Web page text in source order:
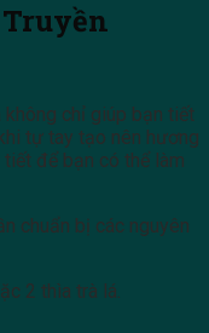
Truyền
không chỉ giúp bạn tiết
tự tay tạo nên hương
để bạn có thể làm
chuẩn bị các nguyên
2 thìa trà lá.